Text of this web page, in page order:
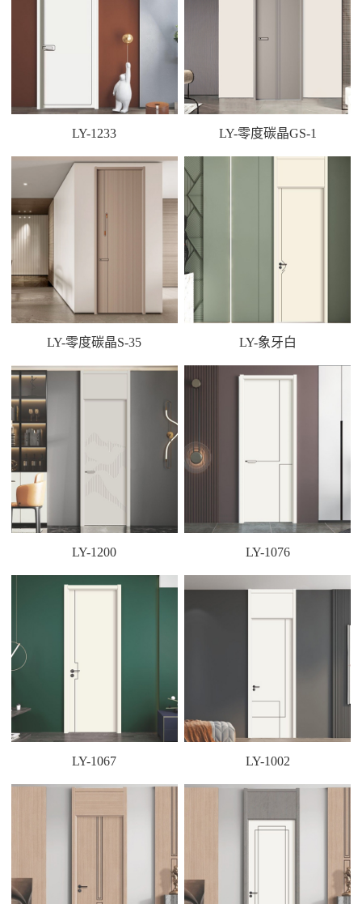
LY-1233 LY-零度碳晶GS-1
LY-零度碳晶S-35 LY-象牙白
LY-1200 LY-1076
LY-1067 LY-1002